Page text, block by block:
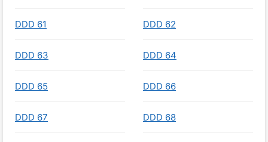
DDD 61 DDD 62
DDD 63 DDD 64
DDD 65 DDD 66
DDD 67 DDD 68